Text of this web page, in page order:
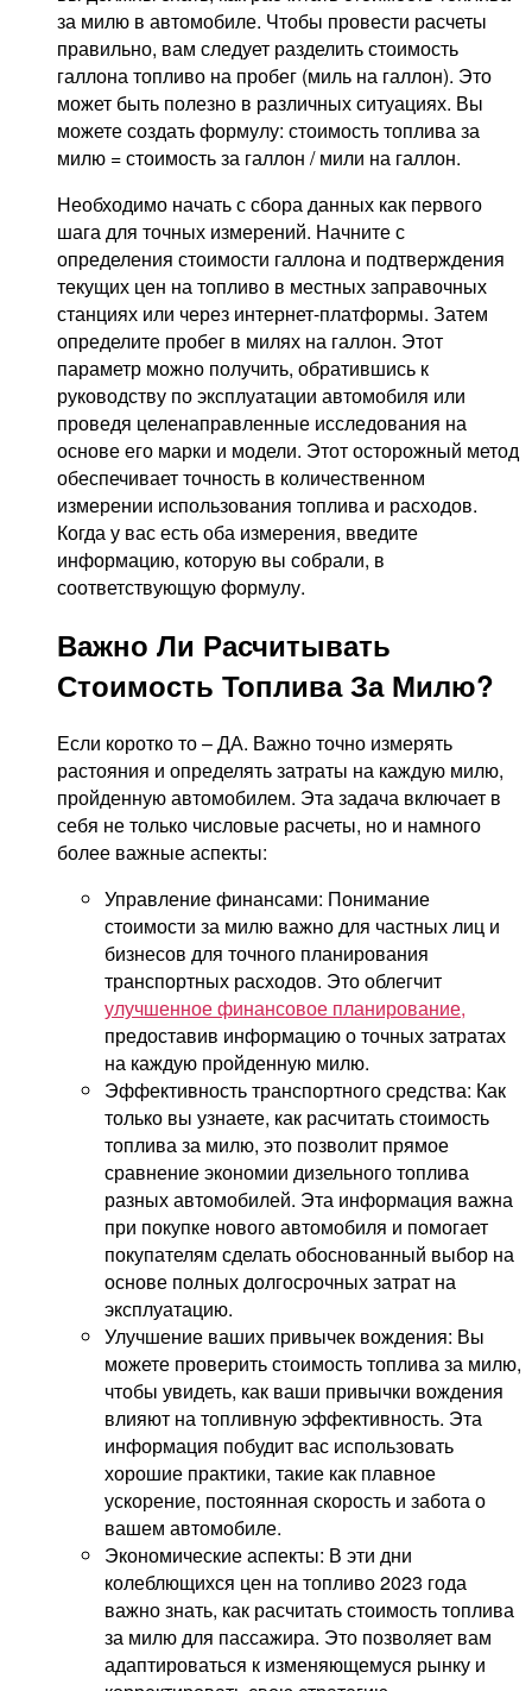
за милю в автомобиле. Чтобы провести расчеты
правильно, вам следует разделить стоимость
галлона топливо на пробег (миль на галлон). Это
может быть полезно в различных ситуациях. Вы
можете создать формулу: стоимость топлива за
милю = стоимость за галлон / мили на галлон.
Необходимо начать с сбора данных как первого
шага для точных измерений. Начните с
определения стоимости галлона и подтверждения
текущих цен на топливо в местных заправочных
станциях или через интернет-платформы. Затем
определите пробег в милях на галлон. Этот
параметр можно получить, обратившись к
руководству по эксплуатации автомобиля или
проведя целенаправленные исследования на
основе его марки и модели. Этот осторожный метод
обеспечивает точность в количественном
измерении использования топлива и расходов.
Когда у вас есть оба измерения, введите
информацию, которую вы собрали, в
соответствующую формулу.
Важно Ли Расчитывать
Стоимость Топлива За Милю?
Если коротко то – ДА. Важно точно измерять
растояния и определять затраты на каждую милю,
пройденную автомобилем. Эта задача включает в
себя не только числовые расчеты, но и намного
более важные аспекты:
Управление финансами: Понимание
стоимости за милю важно для частных лиц и
бизнесов для точного планирования
транспортных расходов. Это облегчит
улучшенное финансовое планирование,
предоставив информацию о точных затратах
на каждую пройденную милю.
Эффективность транспортного средства: Как
только вы узнаете, как расчитать стоимость
топлива за милю, это позволит прямое
сравнение экономии дизельного топлива
разных автомобилей. Эта информация важна
при покупке нового автомобиля и помогает
покупателям сделать обоснованный выбор на
основе полных долгосрочных затрат на
эксплуатацию.
Улучшение ваших привычек вождения: Вы
можете проверить стоимость топлива за милю,
чтобы увидеть, как ваши привычки вождения
влияют на топливную эффективность. Эта
информация побудит вас использовать
хорошие практики, такие как плавное
ускорение, постоянная скорость и забота о
вашем автомобиле.
Экономические аспекты: В эти дни
колеблющихся цен на топливо 2023 года
важно знать, как расчитать стоимость топлива
за милю для пассажира. Это позволяет вам
адаптироваться к изменяющемуся рынку и